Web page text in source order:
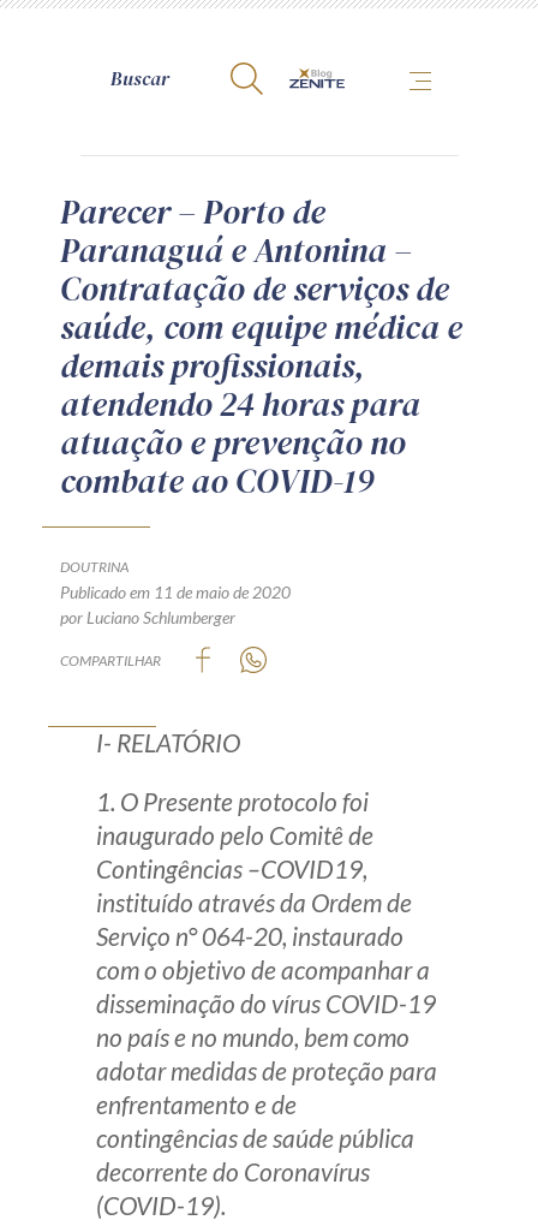
A Zênite
Como publicar conosco
Site da Zênite
Contato
Termos de uso
Política de Privacidade
Guia de Direitos dos Titulares de Dados
Encarregado (contato)
Zênite Fácil IA
Zênite Play
Mentoria Zênite
Capacitação
Zênite Online
Eventos presenciais
Zênite in Company
Diferenciais
Receba por RSS
Av. Sete de Setembro, 4698
Parecer – Porto de
Paranaguá e Antonina –
Contratação de serviços de
saúde, com equipe médica e
demais profissionais,
atendendo 24 horas para
atuação e prevenção no
combate ao COVID-19
DOUTRINA
Publicado em 11 de maio de 2020
por Luciano Schlumberger
COMPARTILHAR
I- RELATÓRIO
1. O Presente protocolo foi
inaugurado pelo Comitê de
Contingências –COVID19,
instituído através da Ordem de
Serviço n° 064-20, instaurado
com o objetivo de acompanhar a
disseminação do vírus COVID-19
no país e no mundo, bem como
adotar medidas de proteção para
enfrentamento e de
contingências de saúde pública
decorrente do Coronavírus
(COVID-19).